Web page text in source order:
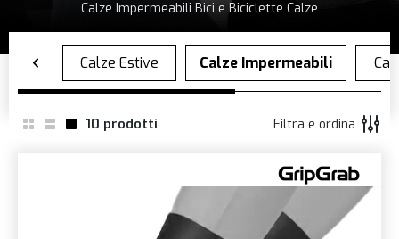
Calze Impermeabili Bici e Biciclette Calze
10 prodotti Filtra e ordina